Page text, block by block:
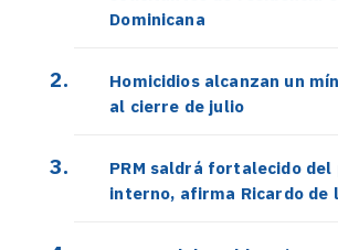
Dominicana
Homicidios alcanzan un
al cierre de julio
PRM saldrá fortalecido del
interno, afirma Ricardo de